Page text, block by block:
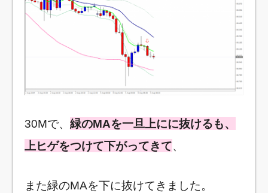
30Mで、 緑のMAを一旦上にに抜けるも、
上ヒゲをつけて下がってきて、
また緑のMAを下に抜けてきました。